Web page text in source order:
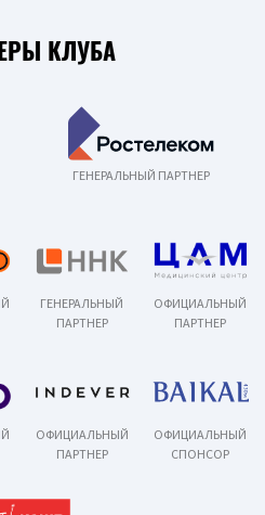
КЛУБА
ГЕНЕРАЛЬНЫЙ ПАРТНЕР
ГЕНЕРАЛЬНЫЙ
ПАРТНЕР
ОФИЦИАЛЬНЫЙ
ПАРТНЕР
ОФИЦИАЛЬНЫЙ
ПАРТНЕР
ОФИЦИАЛЬНЫЙ
СПОНСОР